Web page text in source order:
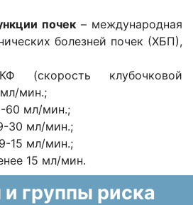
почек– международная
болезней почек (ХБП),
клубочковой
мин.;
60 мл/мин.;
30 мл/мин.;
15 мл/мин.;
15 мл/мин.
группы риска